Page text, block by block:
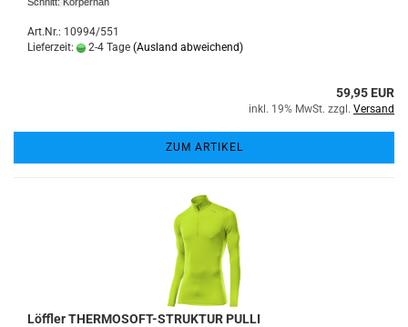
Art.Nr.: 10994/551
Lieferzeit:
2-4 Tage (Ausland abweichend)
59,95 EUR
inkl. 19% MwSt. zzgl. Versand
ZUM ARTIKEL
Löffler THERMOSOFT-STRUKTUR PULLI